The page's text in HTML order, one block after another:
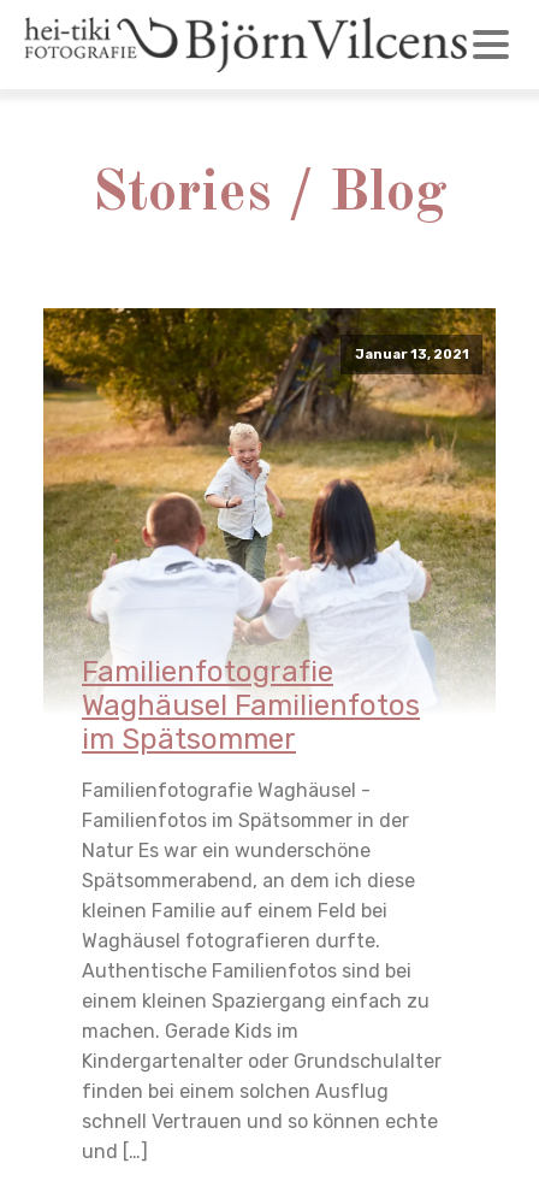
Stories / Blog
Januar 13, 2021
Familienfotografie
Waghäusel Familienfotos
im Spätsommer
Familienfotografie Waghäusel -
Familienfotos im Spätsommer in der
Natur Es war ein wunderschöne
Spätsommerabend, an dem ich diese
kleinen Familie auf einem Feld bei
Waghäusel fotografieren durfte.
Authentische Familienfotos sind bei
einem kleinen Spaziergang einfach zu
machen. Gerade Kids im
Kindergartenalter oder Grundschulalter
finden bei einem solchen Ausflug
schnell Vertrauen und so können echte
und […]